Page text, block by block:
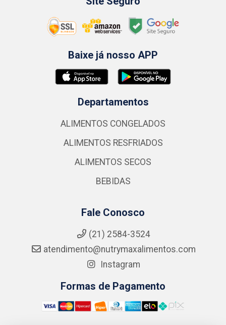
Baixe já nosso APP
Departamentos
ALIMENTOS CONGELADOS
ALIMENTOS RESFRIADOS
ALIMENTOS SECOS
BEBIDAS
Fale Conosco
(21) 2584-3524
atendimento@nutrymaxalimentos.com
Instagram
Formas de Pagamento